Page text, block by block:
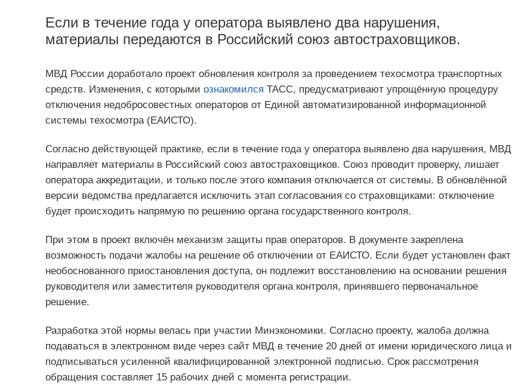
Если в течение года у оператора выявлено два нарушения,
материалы передаются в Российский союз автостраховщиков.
МВД России доработало проект обновления контроля за проведением техосмотра транспортных
средств. Изменения, с которыми ознакомился ТАСС, предусматривают упрощённую процедуру
отключения недобросовестных операторов от Единой автоматизированной информационной
системы техосмотра (ЕАИСТО).
Согласно действующей практике, если в течение года у оператора выявлено два нарушения, МВД
направляет материалы в Российский союз автостраховщиков. Союз проводит проверку, лишает
оператора аккредитации, и только после этого компания отключается от системы. В обновлённой
версии ведомства предлагается исключить этап согласования со страховщиками: отключение
будет происходить напрямую по решению органа государственного контроля.
При этом в проект включён механизм защиты прав операторов. В документе закреплена
возможность подачи жалобы на решение об отключении от ЕАИСТО. Если будет установлен факт
необоснованного приостановления доступа, он подлежит восстановлению на основании решения
руководителя или заместителя руководителя органа контроля, принявшего первоначальное
решение.
Разработка этой нормы велась при участии Минэкономики. Согласно проекту, жалоба должна
подаваться в электронном виде через сайт МВД в течение 20 дней от имени юридического лица и
подписываться усиленной квалифицированной электронной подписью. Срок рассмотрения
обращения составляет 15 рабочих дней с момента регистрации.